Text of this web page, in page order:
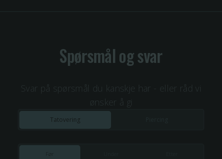
Spørsmål og svar
Svar på spørsmål du kanskje har - eller råd vi
ønsker å gi
Tatovering